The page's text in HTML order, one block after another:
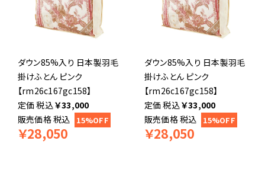
ダウン85%入り 日本製羽毛
掛けふとん ピンク
【rm26c167gc158】
税込￥33,000
販売価格税込
￥28,050
15%OFF
ダウン85%入り 日本製羽毛
掛けふとん ピンク
【rm26c167gc158】
税込￥33,000
販売価格税込
￥28,050
15%OFF